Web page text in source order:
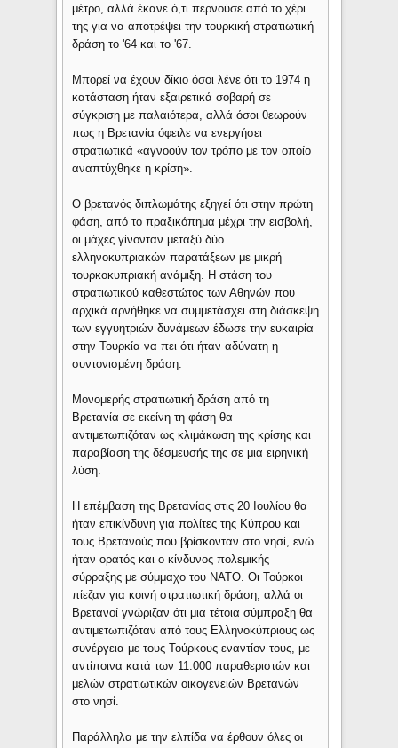
μέτρο, αλλά έκανε ό,τι περνούσε από το χέρι
της για να αποτρέψει την τουρκική στρατιωτική
δράση το '64 και το '67.
Μπορεί να έχουν δίκιο όσοι λένε ότι το 1974 η
κατάσταση ήταν εξαιρετικά σοβαρή σε
σύγκριση με παλαιότερα, αλλά όσοι θεωρούν
πως η Βρετανία όφειλε να ενεργήσει
στρατιωτικά «αγνοούν τον τρόπο με τον οποίο
αναπτύχθηκε η κρίση».
Ο βρετανός διπλωμάτης εξηγεί ότι στην πρώτη
φάση, από το πραξικόπημα μέχρι την εισβολή,
οι μάχες γίνονταν μεταξύ δύο
ελληνοκυπριακών παρατάξεων με μικρή
τουρκοκυπριακή ανάμιξη. Η στάση του
στρατιωτικού καθεστώτος των Αθηνών που
αρχικά αρνήθηκε να συμμετάσχει στη διάσκεψη
των εγγυητριών δυνάμεων έδωσε την ευκαιρία
στην Τουρκία να πει ότι ήταν αδύνατη η
συντονισμένη δράση.
Μονομερής στρατιωτική δράση από τη
Βρετανία σε εκείνη τη φάση θα
αντιμετωπιζόταν ως κλιμάκωση της κρίσης και
παραβίαση της δέσμευσής της σε μια ειρηνική
λύση.
Η επέμβαση της Βρετανίας στις 20 Ιουλίου θα
ήταν επικίνδυνη για πολίτες της Κύπρου και
τους Βρετανούς που βρίσκονταν στο νησί, ενώ
ήταν ορατός και ο κίνδυνος πολεμικής
σύρραξης με σύμμαχο του ΝΑΤΟ. Οι Τούρκοι
πίεζαν για κοινή στρατιωτική δράση, αλλά οι
Βρετανοί γνώριζαν ότι μια τέτοια σύμπραξη θα
αντιμετωπιζόταν από τους Ελληνοκύπριους ως
συνέργεια με τους Τούρκους εναντίον τους, με
αντίποινα κατά των 11.000 παραθεριστών και
μελών στρατιωτικών οικογενειών Βρετανών
στο νησί.
Παράλληλα με την ελπίδα να έρθουν όλες οι